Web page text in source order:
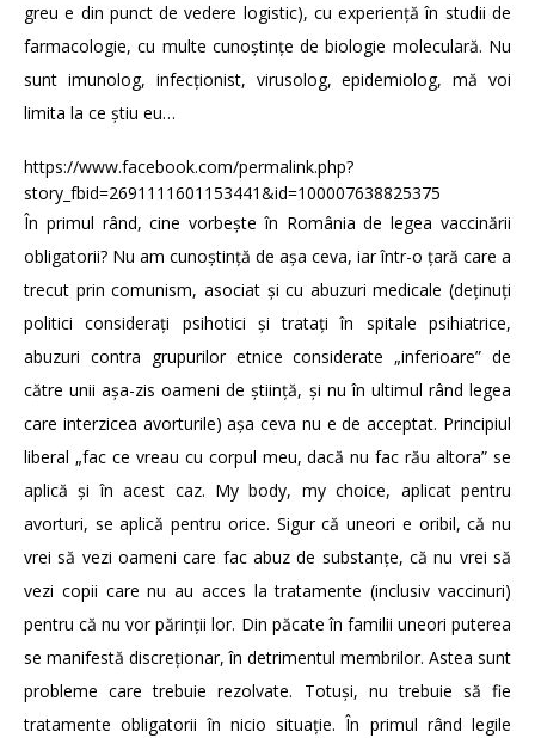
greu e din punct de vedere logistic), cu experiență în studii de
farmacologie, cu multe cunoștințe de biologie moleculară. Nu
sunt imunolog, infecționist, virusolog, epidemiolog, mă voi
limita la ce știu eu…
https://www.facebook.com/permalink.php?
story_fbid=2691111601153441&id=100007638825375
În primul rând, cine vorbește în România de legea vaccinării
obligatorii? Nu am cunoștință de așa ceva, iar într-o țară care a
trecut prin comunism, asociat și cu abuzuri medicale (deținuți
politici considerați psihotici și tratați în spitale psihiatrice,
abuzuri contra grupurilor etnice considerate „inferioare” de
către unii așa-zis oameni de știință, și nu în ultimul rând legea
care interzicea avorturile) așa ceva nu e de acceptat. Principiul
liberal „fac ce vreau cu corpul meu, dacă nu fac rău altora” se
aplică și în acest caz. My body, my choice, aplicat pentru
avorturi, se aplică pentru orice. Sigur că uneori e oribil, că nu
vrei să vezi oameni care fac abuz de substanțe, că nu vrei să
vezi copii care nu au acces la tratamente (inclusiv vaccinuri)
pentru că nu vor părinții lor. Din păcate în familii uneori puterea
se manifestă discreționar, în detrimentul membrilor. Astea sunt
probleme care trebuie rezolvate. Totuși, nu trebuie să fie
tratamente obligatorii în nicio situație. În primul rând legile